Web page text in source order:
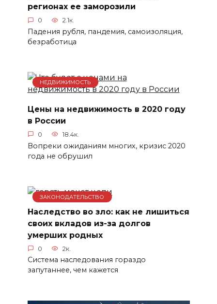
регионах ее заморозили
0 2.1к.
Падения рубля, пандемия, самоизоляция,
безработица
НЕДВИЖИМОСТЬ
Цены на недвижимость в 2020 году
в России
0 18.4к.
Вопреки ожиданиям многих, кризис 2020
года не обрушил
ЗАКОНОДАТЕЛЬСТВО
Наследство во зло: как не лишиться
своих вкладов из-за долгов
умерших родных
0 2к.
Система наследования гораздо
запутаннее, чем кажется